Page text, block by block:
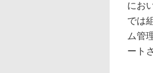
にお
では
ム管
ート